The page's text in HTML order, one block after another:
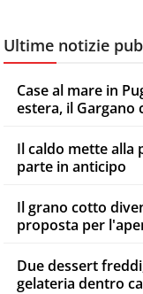
Ultime notizie
Case al mare in
estera, il Gargano
Il caldo mette alla
parte in anticipo
Il grano cotto
proposta per
Due dessert
gelateria dentro